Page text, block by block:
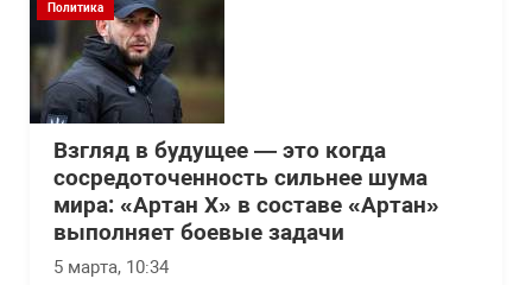
Политика
Взгляд в будущее — это когда
сосредоточенность сильнее шума
мира: «Артан Х» в составе «Артан»
выполняет боевые задачи
5 марта, 10:34